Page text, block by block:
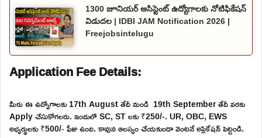
1300 జూనియర్ అసిస్టెంట్ ఉద్యోగాలకు నోటిఫికేషన్
విడుదల | IDBI JAM Notification 2026 |
Freejobsintelugu
Application Fee Details:
మీరు ఈ ఉద్యోగాలకు 17th August తేదీ నుండి 19th September తేదీ వరకు
Apply చేసుకోగలరు. ఇందులో SC, ST లకు ₹250/-. UR, OBC, EWS
అభ్యర్థులకు ₹500/- ఫీజు ఉంది. కావున ఆలస్యం చేయకుండా వెంటనే అప్లికేషన్ పెట్టండి.